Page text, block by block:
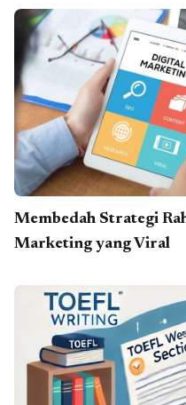
Membedah Strategi
Marketing yang Viral